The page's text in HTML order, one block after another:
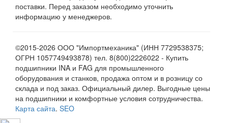
поставки. Перед заказом необходимо уточнить
информацию у менеджеров.
©2015-2026 ООО "Импортмеханика" (ИНН 7729538375;
ОГРН 1057749493878) тел. 8(800)2226022 - Купить
подшипники INA и FAG для промышленного
оборудования и станков, продажа оптом и в розницу со
склада и под заказ. Официальный дилер. Выгодные цены
на подшипники и комфортные условия сотрудничества.
Карта сайта. SEO